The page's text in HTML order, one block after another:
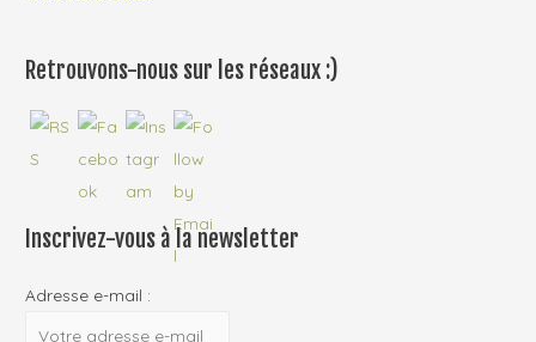
Retrouvons-nous sur les réseaux :)
Inscrivez-vous à la newsletter
Adresse e-mail :